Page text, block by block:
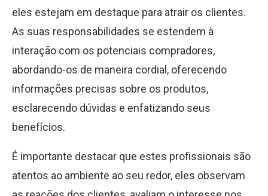
eles estejam em destaque para atrair os clientes.
As suas responsabilidades se estendem à
interação com os potenciais compradores,
abordando-os de maneira cordial, oferecendo
informações precisas sobre os produtos,
esclarecendo dúvidas e enfatizando seus
benefícios.
É importante destacar que estes profissionais são
atentos ao ambiente ao seu redor, eles observam